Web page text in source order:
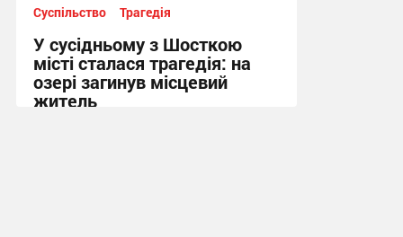
Суспільство Трагедія
У сусідньому з Шосткою
місті сталася трагедія: на
озері загинув місцевий
житель